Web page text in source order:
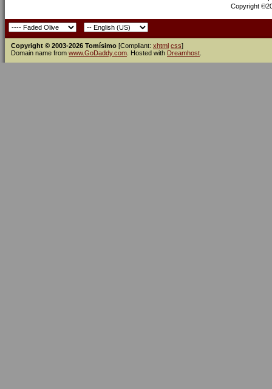
Copyright
Copyright © 2003-2026 Tomísimo [Compliant: xhtml css]
Domain name from www.GoDaddy.com . Hosted with Dreamhost